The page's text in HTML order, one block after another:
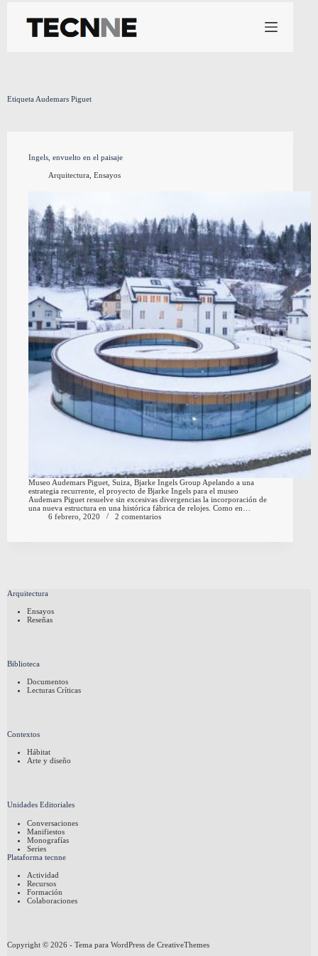
contenido
Etiqueta Audemars Piguet
Ingels, envuelto en el paisaje
Arquitectura, Ensayos
Museo Audemars Piguet, Suiza, Bjarke Ingels Group Apelando a una
estrategia recurrente, el proyecto de Bjarke Ingels para el museo
Audemars Piguet resuelve sin excesivas divergencias la incorporación de
una nueva estructura en una histórica fábrica de relojes. Como en…
6 febrero, 2020
2 comentarios
Arquitectura
Ensayos
Reseñas
Biblioteca
Documentos
Lecturas Críticas
Contextos
Hábitat
Arte y diseño
Unidades Editoriales
Conversaciones
Manifiestos
Monografías
Series
Plataforma tecnne
Actividad
Recursos
Formación
Colaboraciones
Copyright © 2026 - Tema para WordPress de CreativeThemes